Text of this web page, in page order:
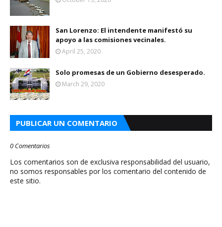
San Lorenzo: El intendente manifestó su
apoyo a las comisiones vecinales.
April 25, 2020
Solo promesas de un Gobierno desesperado.
March 29, 2020
PUBLICAR UN COMENTARIO
0 Comentarios
Los comentarios son de exclusiva responsabilidad del usuario,
no somos responsables por los comentario del contenido de
este sitio.